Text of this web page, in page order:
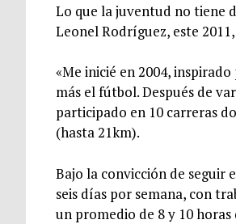
Lo que la juventud no tiene
Leonel Rodríguez, este
«Me inicié en 2004,
más el fútbol. Después de
participado en 10 carreras
(hasta 21km).
Bajo la convicción de seguir
seis días por semana, con
un promedio de 8 y 10